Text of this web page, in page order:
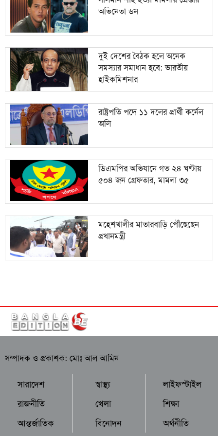
অভিনেতা ডন
দুই দেশের বৈঠক হলে অনেক
সমস্যার সমাধান হবে: ভারতীয়
হাইকমিশনার
রাষ্ট্রপতি পদে ১১ দলের প্রার্থী কর্নেল
অলি
ডিএমপির অভিযানে গত ২৪ ঘণ্টায়
৫০৪ জন গ্রেফতার, মামলা ৩৫
মহেশখালীর মাতারবাড়ি পৌঁছেছেন
প্রধানমন্ত্রী
সম্পাদক ও প্রকাশক: মোঃ আল আমিন
সারাদেশ
রাজনীতি
আন্তর্জাতিক
স্বাস্থ্য
খেলা
বিনোদন
লাইফস্টাইল
শিক্ষা
অর্থনীতি